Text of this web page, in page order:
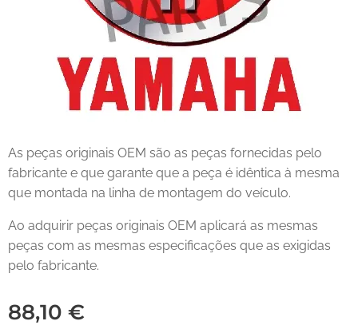
As peças originais OEM são as peças fornecidas pelo
fabricante e que garante que a peça é idêntica à mesma
que montada na linha de montagem do veículo.
Ao adquirir peças originais OEM aplicará as mesmas
peças com as mesmas especificações que as exigidas
pelo fabricante.
88,10 €